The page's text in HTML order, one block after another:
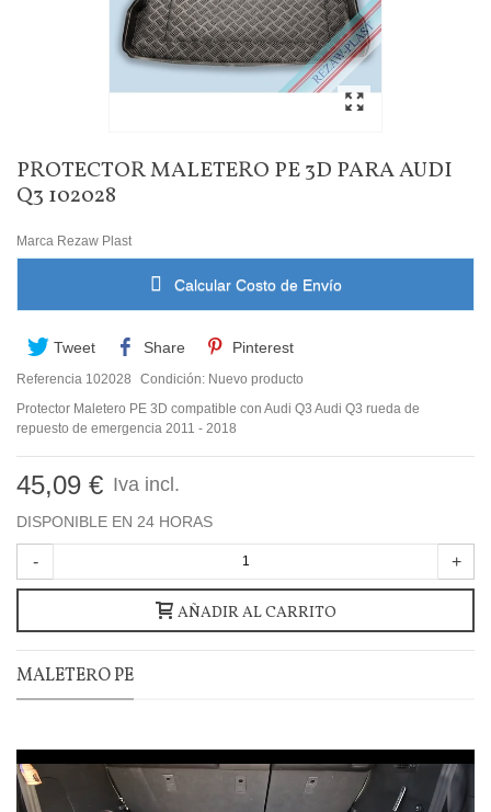
PROTECTOR MALETERO PE 3D PARA AUDI
Q3 102028
Marca Rezaw Plast
Calcular Costo de Envío
Tweet Share Pinterest
Referencia 102028 Condición: Nuevo producto
Protector Maletero PE 3D compatible con Audi Q3 Audi Q3 rueda de
repuesto de emergencia 2011 - 2018
45,09 € Iva incl.
DISPONIBLE EN 24 HORAS
- +
AÑADIR AL CARRITO
MALETERO PE